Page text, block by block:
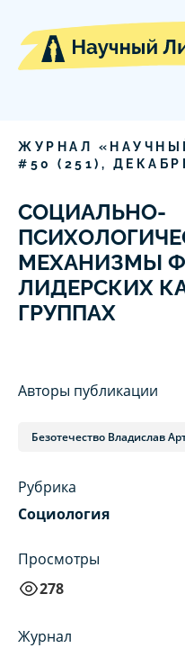
ЖУРНАЛ
# 50 ( 251),
СОЦИАЛЬНО-
МЕХАНИЗМЫ
ЛИДЕРСКИХ
ГРУППАХ
Авторы публикации
Безотечество Владислав
Рубрика
Социология
Просмотры
278
Журнал